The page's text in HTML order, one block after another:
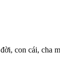
con cái, cha